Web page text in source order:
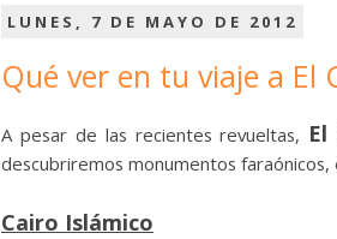
LUNES, 7 DE MAYO DE 2012
Qué ver en tu viaje a El
A pesar de las recientes revueltas, El
descubriremos monumentos
Cairo Islámico